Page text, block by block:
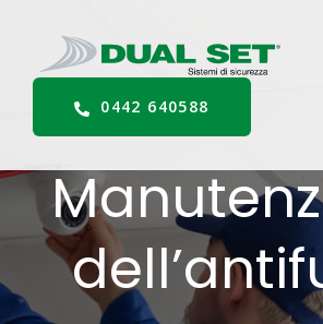
0442 640588